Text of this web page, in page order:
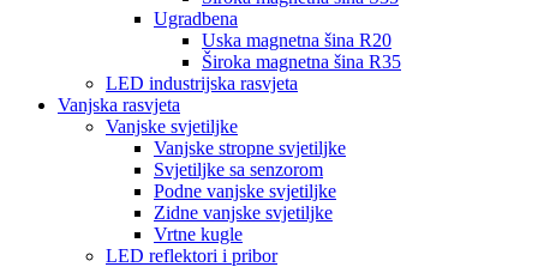
Ugradbena
Uska magnetna šina R20
Široka magnetna šina R35
LED industrijska rasvjeta
Vanjska rasvjeta
Vanjske svjetiljke
Vanjske stropne svjetiljke
Svjetiljke sa senzorom
Podne vanjske svjetiljke
Zidne vanjske svjetiljke
Vrtne kugle
LED reflektori i pribor